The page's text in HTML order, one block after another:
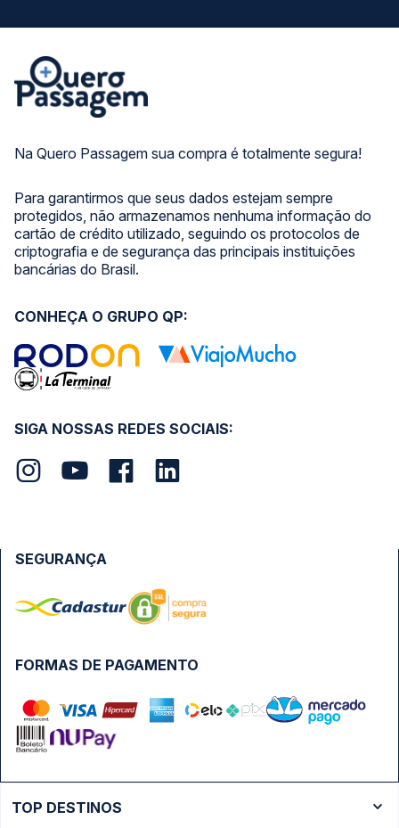
Na Quero Passagem sua compra é totalmente segura!
Para garantirmos que seus dados estejam sempre
protegidos, não armazenamos nenhuma informação do
cartão de crédito utilizado, seguindo os protocolos de
criptografia e de segurança das principais instituições
bancárias do Brasil.
SIGA NOSSAS REDES SOCIAIS:
CONHEÇA O GRUPO QP:
FORMAS DE PAGAMENTO
SEGURANÇA
TOP DESTINOS